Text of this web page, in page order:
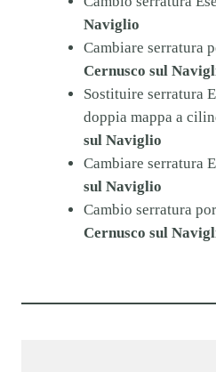
Naviglio
Cambiare serratura
Cernusco sul
Sostituire serratura
doppia mappa a
sul Naviglio
Cambiare serratura
sul Naviglio
Cambio serratura
Cernusco sul